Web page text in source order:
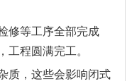
修等工序全部完成
工程圆满完工。
质，这些会影响闭式